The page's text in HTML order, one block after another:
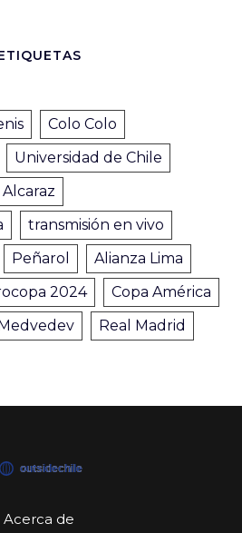
Colo Colo
Universidad de Chile
transmisión en vivo
Peñarol
Alianza Lima
2024
Copa América
Real Madrid
Acerca de